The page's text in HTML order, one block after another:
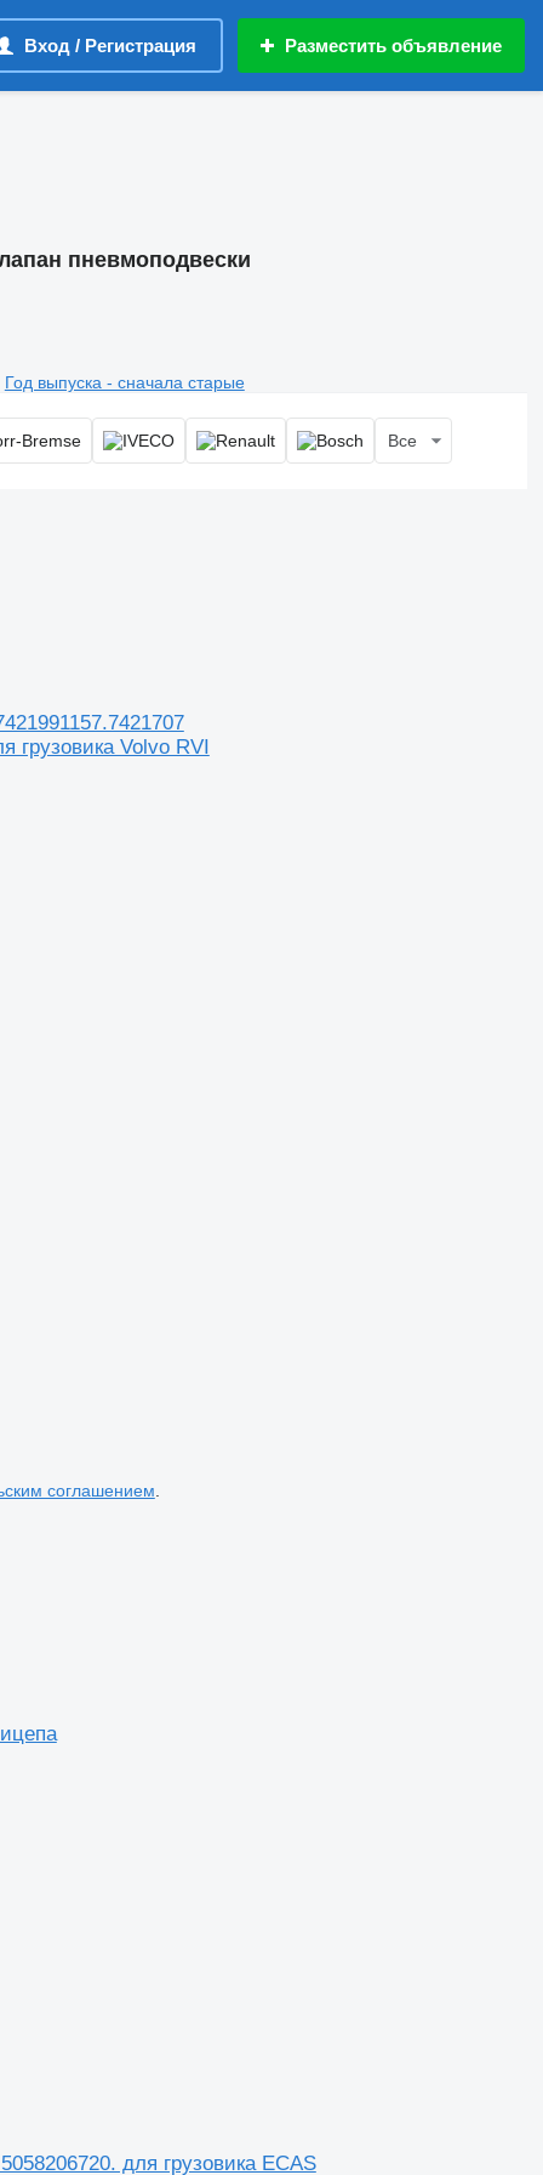
Вход / Регистрация Разместить объявление
пневмоподвески
Год выпуска - сначала старые
Все
грузовика Volvo RVI
соглашением
для грузовика ECAS